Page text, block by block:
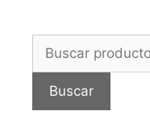
Buscar
Buscar